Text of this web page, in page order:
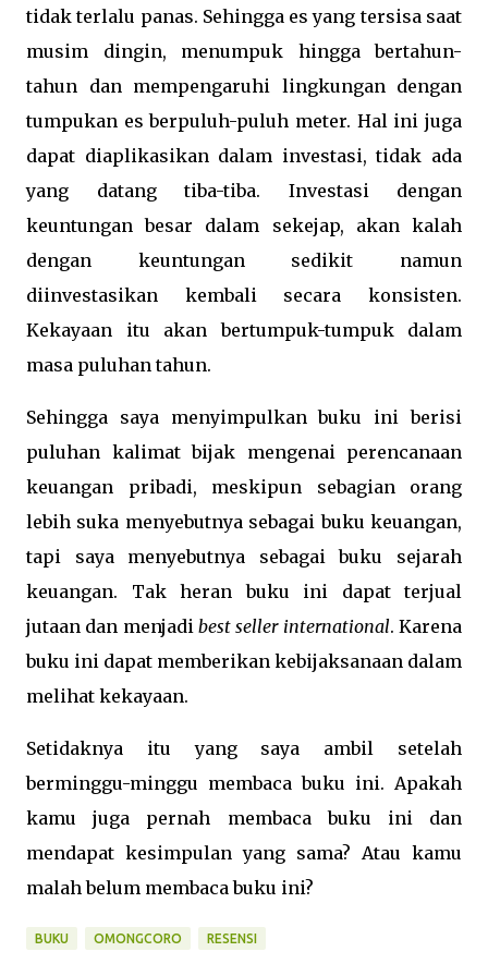
tidak terlalu panas. Sehingga es yang tersisa saat
musim dingin, menumpuk hingga bertahun-
tahun dan mempengaruhi lingkungan dengan
tumpukan es berpuluh-puluh meter. Hal ini juga
dapat diaplikasikan dalam investasi, tidak ada
yang datang tiba-tiba. Investasi dengan
keuntungan besar dalam sekejap, akan kalah
dengan keuntungan sedikit namun
diinvestasikan kembali secara konsisten.
Kekayaan itu akan bertumpuk-tumpuk dalam
masa puluhan tahun.
Sehingga saya menyimpulkan buku ini berisi
puluhan kalimat bijak mengenai perencanaan
keuangan pribadi, meskipun sebagian orang
lebih suka menyebutnya sebagai buku keuangan,
tapi saya menyebutnya sebagai buku sejarah
keuangan. Tak heran buku ini dapat terjual
jutaan dan menjadi best seller international. Karena
buku ini dapat memberikan kebijaksanaan dalam
melihat kekayaan.
Setidaknya itu yang saya ambil setelah
berminggu-minggu membaca buku ini. Apakah
kamu juga pernah membaca buku ini dan
mendapat kesimpulan yang sama? Atau kamu
malah belum membaca buku ini?
BUKU OMONGCORO RESENSI